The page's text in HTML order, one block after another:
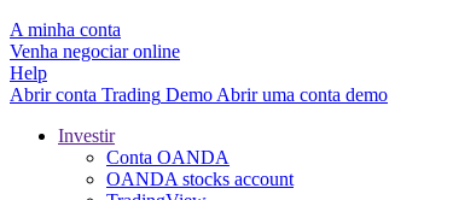
A minha conta
Venha negociar online
Help
Abrir conta Trading Demo Abrir uma conta demo
Investir
Conta OANDA
OANDA stocks account